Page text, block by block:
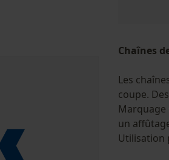
Chaînes
Les
coupe.
un
Utilisation